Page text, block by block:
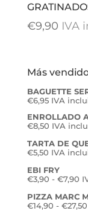
€9,90 IVA
Más
BAGUETTE
€6,95 IVA
ENROLLADO
€8,50 IVA
TARTA DE
€5,50 IVA
EBI FRY
€3,90 - €7,90
PIZZA MARC
€14,90 - €27,50